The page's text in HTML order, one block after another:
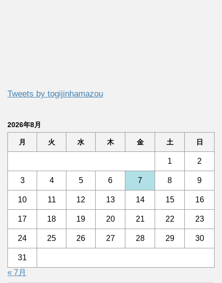
Tweets by togijinhamazou
2026年8月
月 火 水 木 金 土 日
1 2
3 4 5 6 7 8 9
10 11 12 13 14 15 16
17 18 19 20 21 22 23
24 25 26 27 28 29 30
31
« 7月